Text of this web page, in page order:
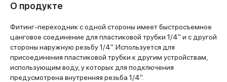
О продукте
Фитинг-переходник с одной стороны имеет быстросъемное
цанговое соединение для пластиковой трубки 1/4" и с другой
стороны наружную резьбу 1/4". Используется для
присоединения пластиковой трубки к другим устройствам,
использующим воду, у которых для подключения
предусмотрена внутренняя резьба 1/4".